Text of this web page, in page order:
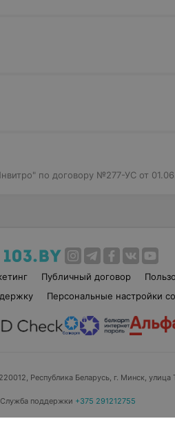
по договору №277-УС от
Публичный договор
Персональные настройки
Республика Беларусь, г. Минск,
Служба поддержки +375 291212755